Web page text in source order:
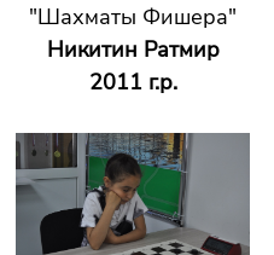
"Шахматы Фишера"
Никитин Ратмир
2011 г.р.